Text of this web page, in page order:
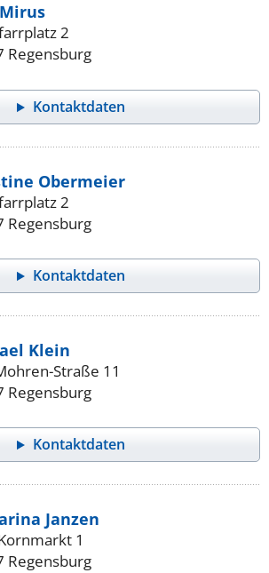
2
Regensburg
Kontaktdaten
Obermeier
2
Regensburg
Kontaktdaten
Klein
Straße 11
Regensburg
Kontaktdaten
Janzen
1
Regensburg